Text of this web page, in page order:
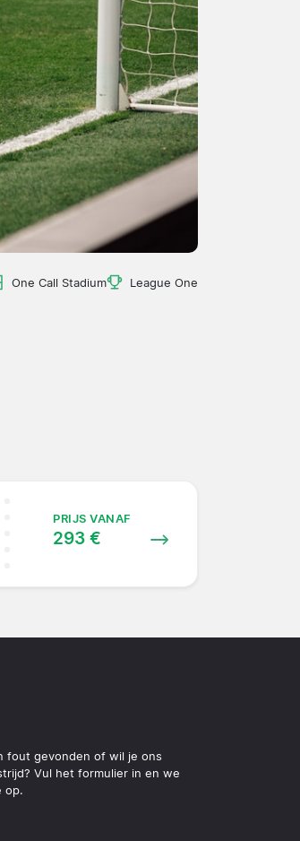
One Call Stadium League One
PRIJS VANAF
293 €
fout gevonden of wil je ons
Vul het formulier in en we
op.